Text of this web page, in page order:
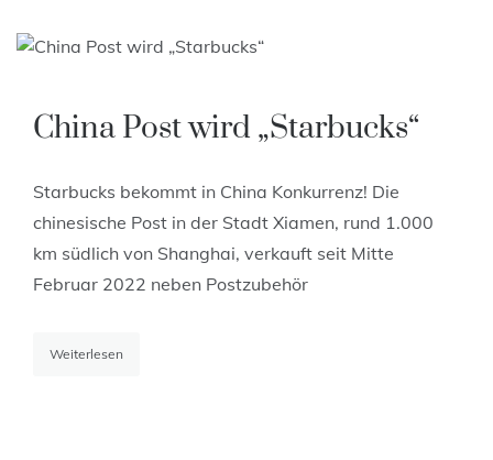
China Post wird „Starbucks“
Starbucks bekommt in China Konkurrenz! Die
chinesische Post in der Stadt Xiamen, rund 1.000
km südlich von Shanghai, verkauft seit Mitte
Februar 2022 neben Postzubehör
Weiterlesen